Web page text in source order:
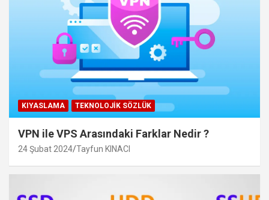
KIYASLAMA TEKNOLOJIK SÖZLÜK
VPN ile VPS Arasındaki Farklar Nedir ?
24 Şubat 2024 Tayfun KINACI